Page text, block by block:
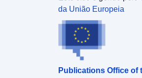
da União Europeia
Publications Office of